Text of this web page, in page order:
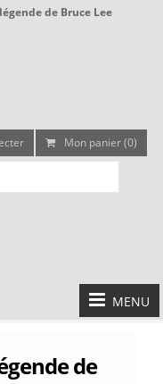
de Bruce Lee
Mon panier (0)
MENU
de